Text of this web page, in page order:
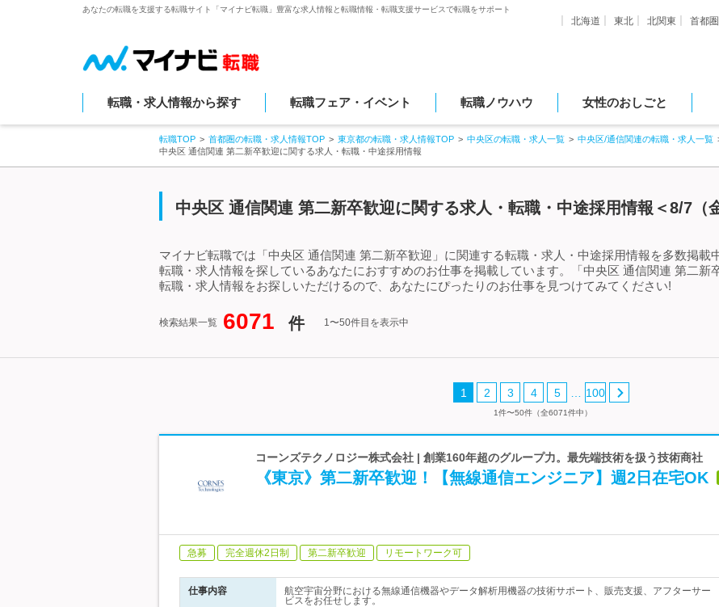
あなたの転職を支援する転職サイト「マイナビ転職」豊富な求人情報と転職情報・転職支援サービスで転職をサポート
北海道 東北 北関東 首都圏
転職・求人情報から探す 転職フェア・イベント 転職ノウハウ 女性のおしごと
転職TOP 首都圏の転職・求人情報TOP 東京都の転職・求人情報TOP 中央区の転職・求人一覧
中央区/通信関連の転職・求人一覧
中央区 通信関連 第二新卒歓迎に関する求人・転職・中途採用情報
中央区 通信関連 第二新卒歓迎に関する求人・転職・中途採用情報＜8/7（
マイナビ転職では「中央区 通信関連 第二新卒歓迎」に関連する転職・求人・中途採用情報を多数掲載
転職・求人情報を探しているあなたにおすすめのお仕事を掲載しています。「中央区 通信関連 第二新
転職・求人情報をお探しいただけるので、あなたにぴったりのお仕事を見つけてみてください!
検索結果一覧 6071 件 1〜50件目を表示中
1 2 3 4 5 100
1件〜50件（全6071件中）
コーンズテクノロジー株式会社 | 創業160年超のグループ力。最先端技術を扱う技術商社
《東京》第二新卒歓迎！【無線通信エンジニア】週2日在宅OK
急募 完全週休2日制 第二新卒歓迎 リモートワーク可
仕事内容
航空宇宙分野における無線通信機器やデータ解析用機器の技術サポート、販売支援、アフターサー
ビスをお任せします。